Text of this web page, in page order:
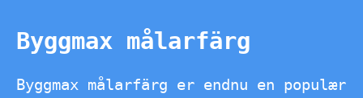
Byggmax målarfärg
Byggmax målarfärg er endnu en populær